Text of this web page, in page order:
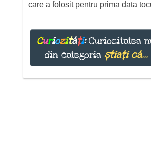
care a folosit pentru prima data
Curiozități:Curiozitatea
din categoria știați